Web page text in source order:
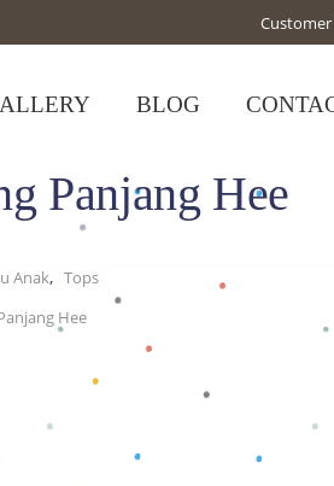
BLOG
Panjang Hee
Anak, Tops
Hee